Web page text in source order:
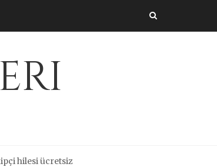
hilesi ücretsiz